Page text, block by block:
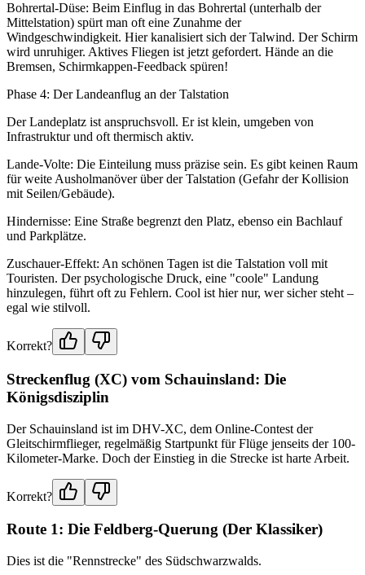
Bohrertal-Düse: Beim Einflug in das Bohrertal (unterhalb der
Mittelstation) spürt man oft eine Zunahme der
Windgeschwindigkeit. Hier kanalisiert sich der Talwind. Der Schirm
wird unruhiger. Aktives Fliegen ist jetzt gefordert. Hände an die
Bremsen, Schirmkappen-Feedback spüren!
Phase 4: Der Landeanflug an der Talstation
Der Landeplatz ist anspruchsvoll. Er ist klein, umgeben von
Infrastruktur und oft thermisch aktiv.
Lande-Volte: Die Einteilung muss präzise sein. Es gibt keinen Raum
für weite Ausholmanöver über der Talstation (Gefahr der Kollision
mit Seilen/Gebäude).
Hindernisse: Eine Straße begrenzt den Platz, ebenso ein Bachlauf
und Parkplätze.
Zuschauer-Effekt: An schönen Tagen ist die Talstation voll mit
Touristen. Der psychologische Druck, eine "coole" Landung
hinzulegen, führt oft zu Fehlern. Cool ist hier nur, wer sicher steht –
egal wie stilvoll.
Korrekt?
Streckenflug (XC) vom Schauinsland: Die
Königsdisziplin
Der Schauinsland ist im DHV-XC, dem Online-Contest der
Gleitschirmflieger, regelmäßig Startpunkt für Flüge jenseits der 100-
Kilometer-Marke. Doch der Einstieg in die Strecke ist harte Arbeit.
Korrekt?
Route 1: Die Feldberg-Querung (Der Klassiker)
Dies ist die "Rennstrecke" des Südschwarzwalds.